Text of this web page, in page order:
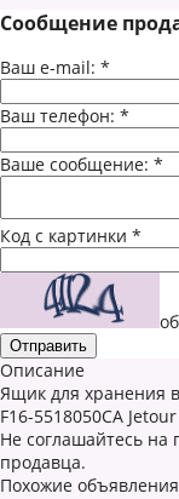
Сообщение
Ваш e-mail: *
Ваш телефон: *
Ваше сообщение: *
Код с картинки *
Описание
Ящик для хранения
F16-5518050CA
Не соглашайтесь на
продавца.
Похожие объявления